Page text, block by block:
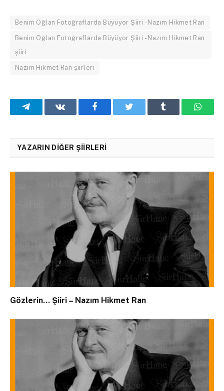
Benim Oğlan Fotoğraflarda Büyüyor Şiiri - Nazım Hikmet Ran
Benim Oğlan Fotoğraflarda Büyüyor Şiiri - Nazım Hikmet Ran
şiiri
Nazım Hikmet Ran şiirleri
TelegramVKontakteFacebookTwitter
YAZARIN DIĞER ŞIIRLERI
Gözlerin… Şiiri – Nazım Hikmet Ran